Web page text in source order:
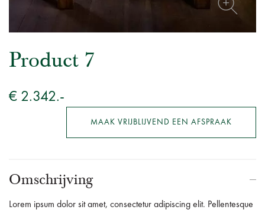
Product 7
€ 2.342.-
MAAK VRIJBLIJVEND EEN AFSPRAAK
Omschrijving
Lorem ipsum dolor sit amet, consectetur adipiscing elit. Pellentesque